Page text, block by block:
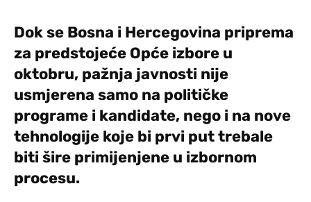
Dok se Bosna i Hercegovina priprema
za predstojeće Opće izbore u
oktobru, pažnja javnosti nije
usmjerena samo na političke
programe i kandidate, nego i na nove
tehnologije koje bi prvi put trebale
biti šire primijenjene u izbornom
procesu.